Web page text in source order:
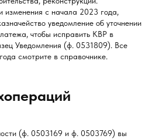
изменения с начала 2023 года,
уведомление об уточнении
чтобы исправить КВР в
Уведомления (ф. 0531809). Все
смотрите в справочнике.
(ф. 0503169 и ф. 0503769) вы